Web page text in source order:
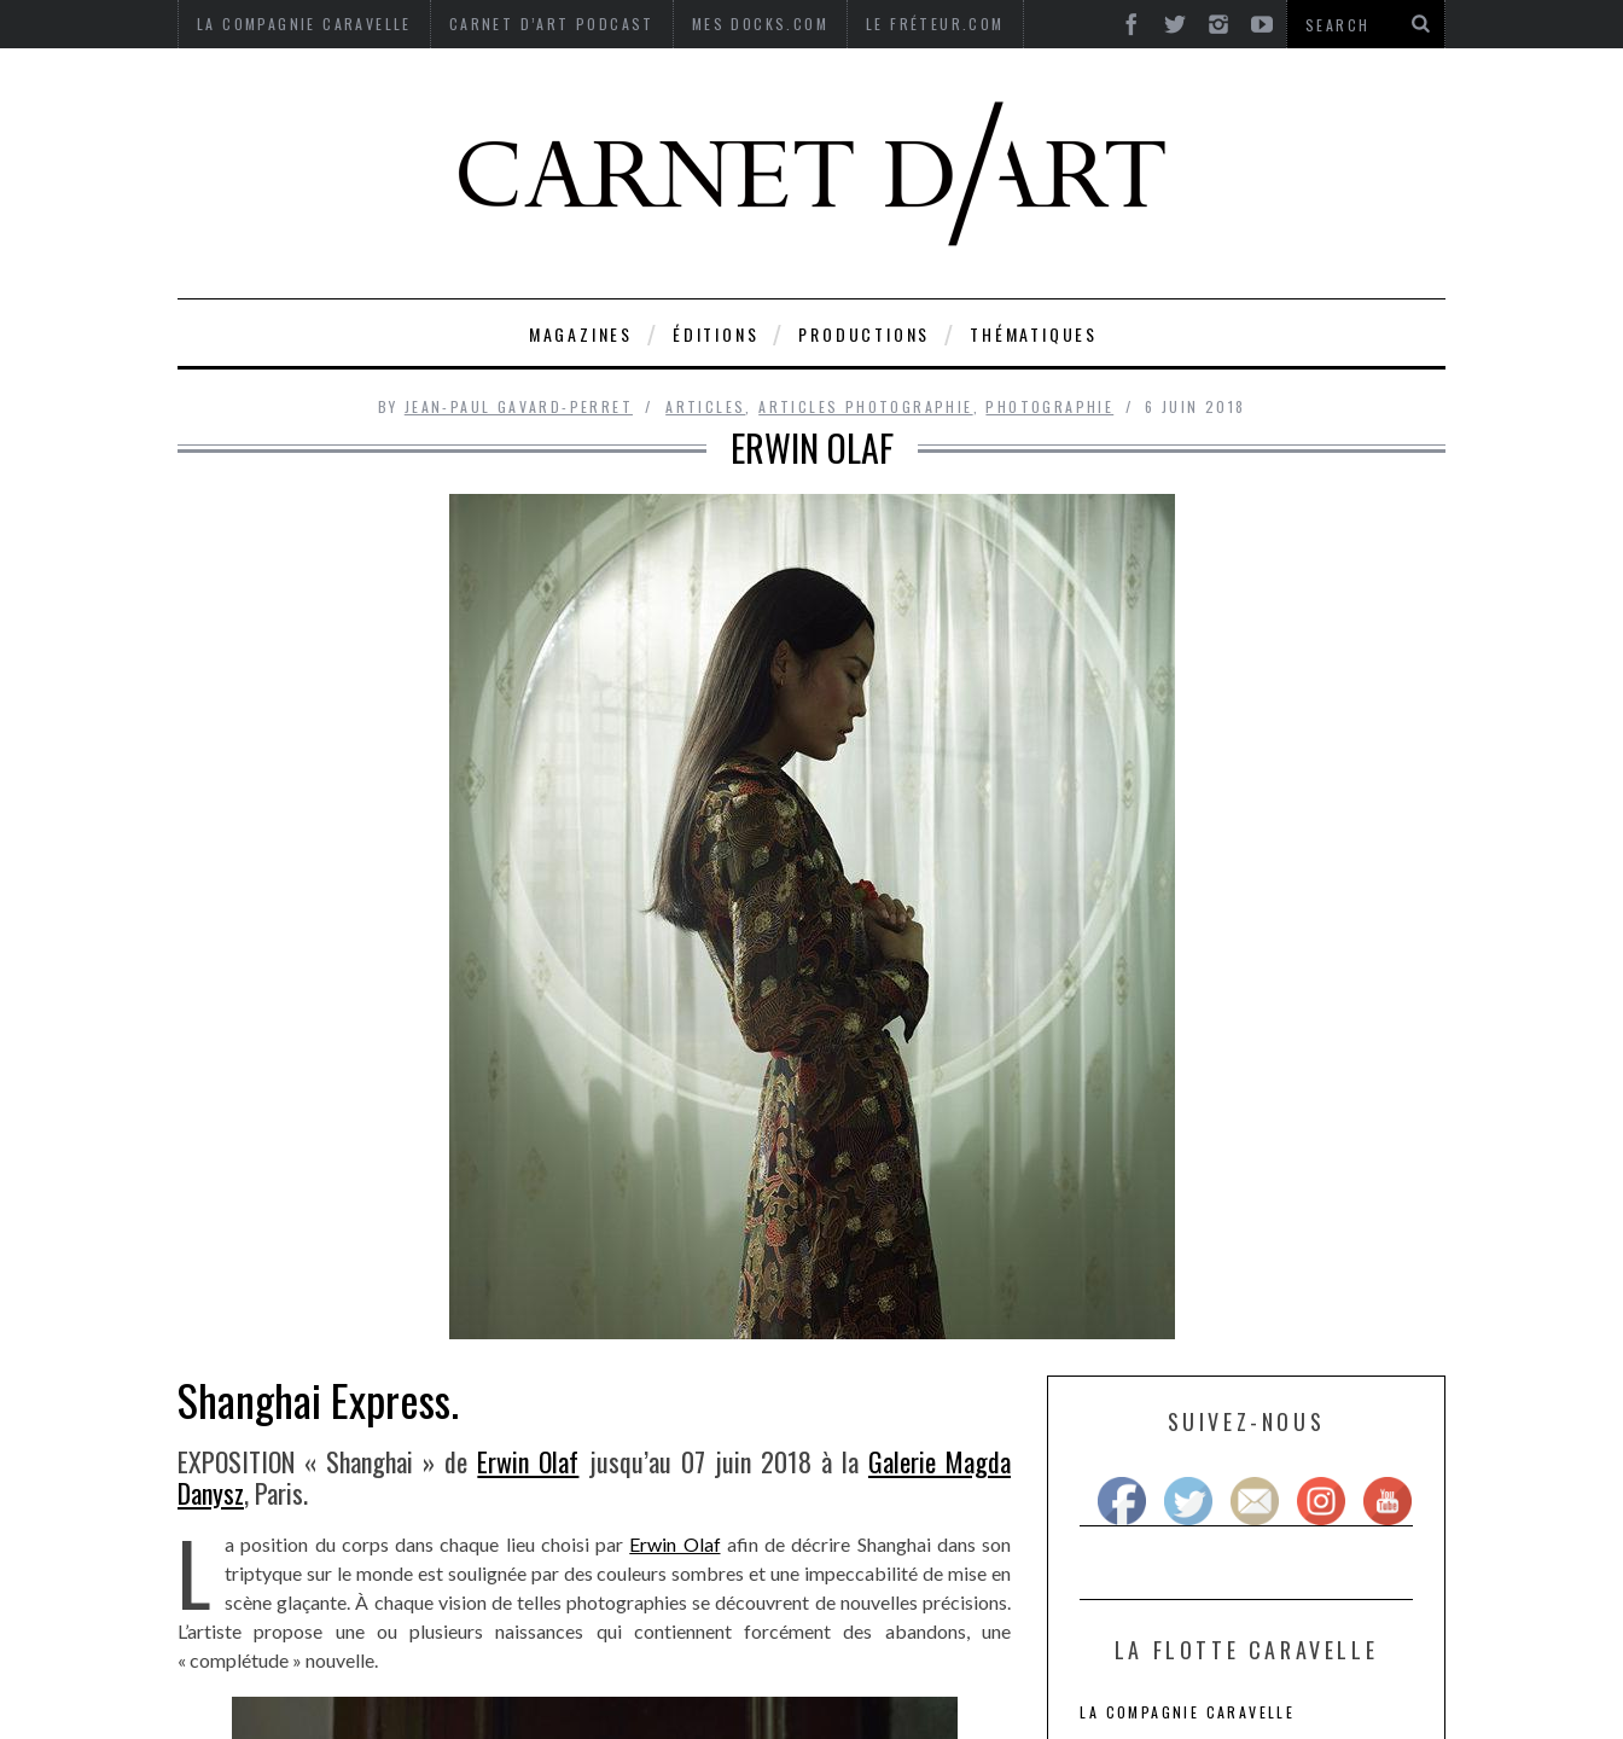
LA COMPAGNIE CARAVELLE CARNET D’ART PODCAST MES DOCKS.COM LE FRÉTEUR.COM
MAGAZINES ÉDITIONS PRODUCTIONS THÉMATIQUES
BY JEAN-PAUL GAVARD-PERRET ARTICLES ,ARTICLES PHOTOGRAPHIE ,PHOTOGRAPHIE 6 JUIN 2018
ERWIN OLAF
Shanghai Express.
EXPOSITION « Shanghai » de Erwin Olaf jusqu’au 07 juin 2018 à la Galerie Magda
Danysz, Paris.
L a position du corps dans chaque lieu choisi par Erwin Olafafin de décrire Shanghai dans son
triptyque sur le monde est soulignée par des couleurs sombres et une impeccabilité de mise en
scène glaçante. À chaque vision de telles photographies se découvrent de nouvelles précisions.
L’artiste propose une ou plusieurs naissances qui contiennent forcément des abandons, une
« complétude » nouvelle.
SUIVEZ-NOUS
LA FLOTTE CARAVELLE
LA COMPAGNIE CARAVELLE